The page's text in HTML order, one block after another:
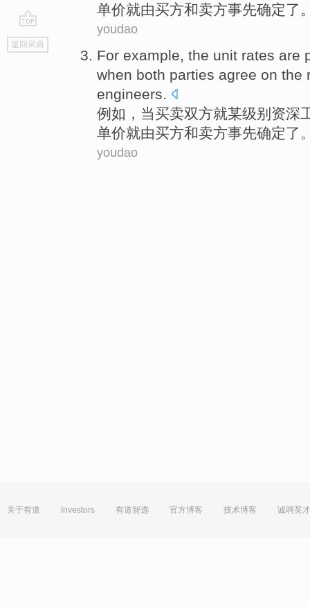
go
top
返回词典
单价就由买方和卖方事先确定了
youdao
For example , the unit rates are
when both parties agree on the
engineers
例如 ， 当买卖双方就某级别 资深
单价就由买方和卖方事先确定了
youdao
关于有道 Investors 有道智选 官方博客 技术博客 诚聘英才